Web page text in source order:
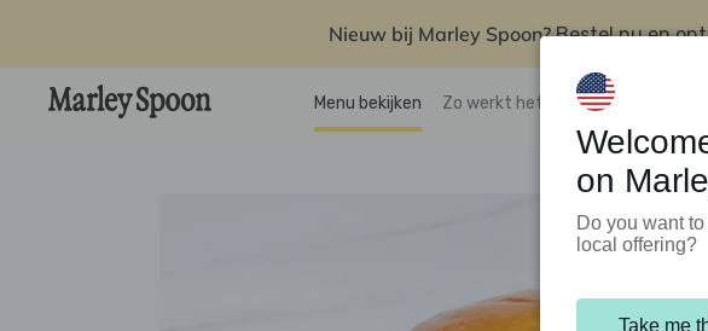
Nieuw bij Marley Spoon?Bestel nu en
Menu bekijken Zo werkt het Klantenservice
on
Do you want
local offering?
Take me